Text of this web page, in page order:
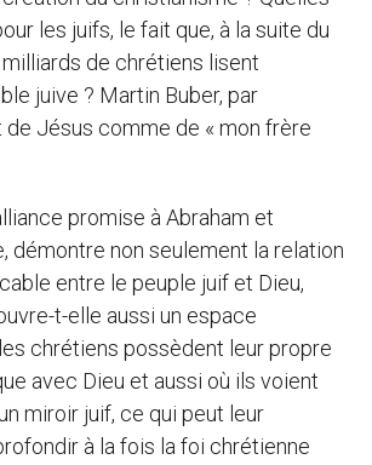
les juifs, le fait que, à la suite du
de chrétiens lisent
juive ? Martin Buber, par
de Jésus comme de « mon frère
promise à Abraham et
démontre non seulement la relation
entre le peuple juif et Dieu,
t-elle aussi un espace
chrétiens possèdent leur propre
avec Dieu et aussi où ils voient
miroir juif, ce qui peut leur
à la fois la foi chrétienne